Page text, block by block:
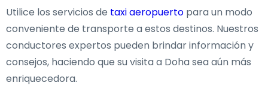
Utilice los servicios de taxi aeropuerto para un modo
conveniente de transporte a estos destinos. Nuestros
conductores expertos pueden brindar información y
consejos, haciendo que su visita a Doha sea aún más
enriquecedora.